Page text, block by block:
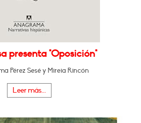
presenta "Oposición"
Pérez Sesé y Mireia Rincón
Leer más...